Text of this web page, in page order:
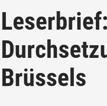
Brüssels